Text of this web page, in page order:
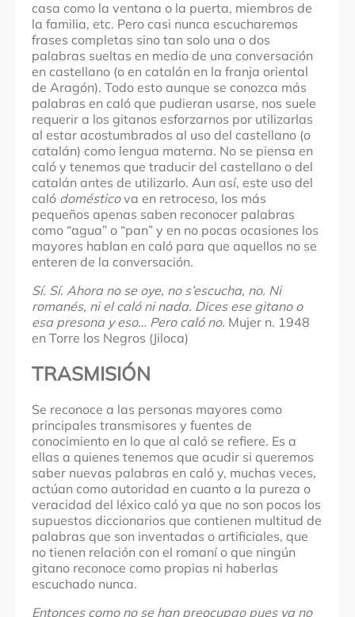
casa como la ventana o la puerta, miembros de
la familia, etc. Pero casi nunca escucharemos
frases completas sino tan solo una o dos
palabras sueltas en medio de una conversación
en castellano (o en catalán en la franja oriental
de Aragón). Todo esto aunque se conozca más
palabras en caló que pudieran usarse, nos suele
requerir a los gitanos esforzarnos por utilizarlas
al estar acostumbrados al uso del castellano (o
catalán) como lengua materna. No se piensa en
caló y tenemos que traducir del castellano o del
catalán antes de utilizarlo. Aun así, este uso del
caló domésticova en retroceso, los más
pequeños apenas saben reconocer palabras
como “agua” o “pan” y en no pocas ocasiones los
mayores hablan en caló para que aquellos no se
enteren de la conversación.
Sí. Sí. Ahora no se oye, no s’escucha, no. Ni
romanés, ni el caló ni nada. Dices ese gitano o
esa presona y eso… Pero caló no. Mujer n. 1948
en Torre los Negros (Jiloca)
TRASMISIÓN
Se reconoce a las personas mayores como
principales transmisores y fuentes de
conocimiento en lo que al caló se refiere. Es a
ellas a quienes tenemos que acudir si queremos
saber nuevas palabras en caló y, muchas veces,
actúan como autoridad en cuanto a la pureza o
veracidad del léxico caló ya que no son pocos los
supuestos diccionarios que contienen multitud de
palabras que son inventadas o artificiales, que
no tienen relación con el romaní o que ningún
gitano reconoce como propias ni haberlas
escuchado nunca.
Entonces como no se han preocupao pues ya no